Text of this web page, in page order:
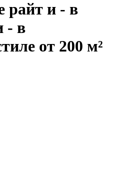
райт и - в
- в
от 200 м²